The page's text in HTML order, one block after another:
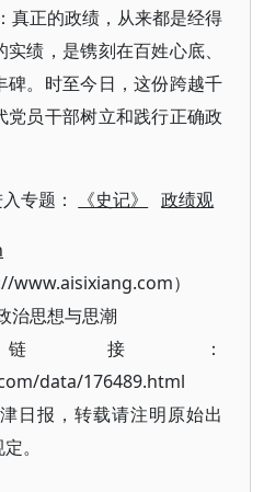
真正的政绩，从来都是经得
绩，是镌刻在百姓心底、
碑。时至今日，这份跨越千
员干部树立和践行正确政
专题： 《史记》 政绩观
www.aisixiang.com）
治思想与思潮
接：
data/176489.html
日报，转载请注明原始出
。